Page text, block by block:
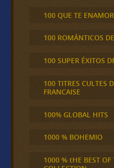
100 QUE TE
100 ROMÁNTICOS
100 SUPER ÉXITOS
100 TITRES CULTES
FRANCAISE
100% GLOBAL HITS
1000 % BOHEMIO
1000 % tHE BEST OF